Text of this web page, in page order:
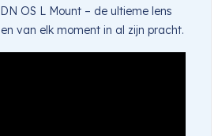
OS L Mount – de ultieme lens
van elk moment in al zijn pracht.